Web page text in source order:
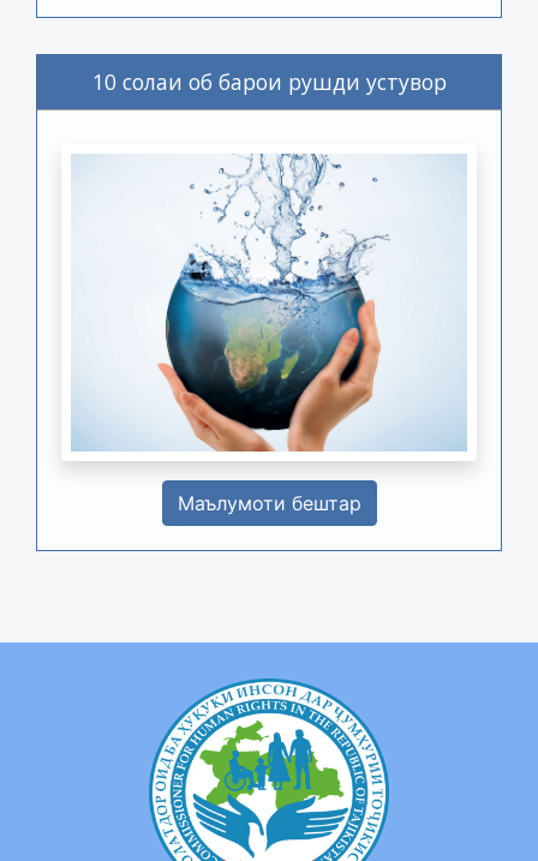
10 солаи об барои рушди устувор
Маълумоти бештар